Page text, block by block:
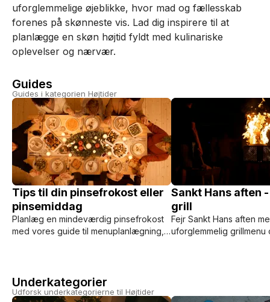
uforglemmelige øjeblikke, hvor mad og fællesskab
forenes på skønneste vis. Lad dig inspirere til at
planlægge en skøn højtid fyldt med kulinariske
oplevelser og nærvær.
Guides
Guides i kategorien Højtider
Tips til din pinsefrokost eller
pinsemiddag
Planlæg en mindeværdig pinsefrokost
med vores guide til menuplanlægning,
Sankt Hans aften
grill
Fejr Sankt Hans aften
uforglemmelig grillmenu
Underkategorier
Udforsk underkategorierne til Højtider